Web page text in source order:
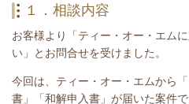
１．相談内容
お客様より「ティー・オー・エム
い」とお問合せを受けました。
今回は、ティー・オー・エムから
書」「和解申入書」が届いた案件で